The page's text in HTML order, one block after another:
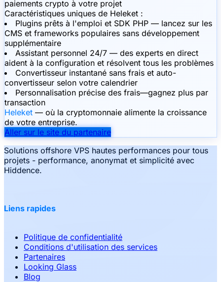
paiements crypto à votre projet
Caractéristiques uniques de Heleket :
Plugins prêts à l'emploi et SDK PHP — lancez sur les
CMS et frameworks populaires sans développement
supplémentaire
Assistant personnel 24/7 — des experts en direct
aident à la configuration et résolvent tous les problèmes
Convertisseur instantané sans frais et auto-
convertisseur selon votre calendrier
Personnalisation précise des frais—gagnez plus par
transaction
Heleket — où la cryptomonnaie alimente la croissance
de votre entreprise.
Aller sur le site du partenaire
Solutions offshore VPS hautes performances pour tous
projets - performance, anonymat et simplicité avec
Hiddence.
Liens rapides
Politique de confidentialité
Conditions d'utilisation des services
Partenaires
Looking Glass
Blog